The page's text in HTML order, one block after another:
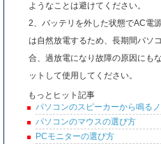
ようなことは避けてください。
2、バッテリを外した状態でAC電
は自然放電するため、長期間パソ
合、過放電になり故障の原因にも
ットして使用してください。
もっとヒット記事
パソコンのスピーカーから鳴る
パソコンのマウスの選び方
PCモニターの選び方